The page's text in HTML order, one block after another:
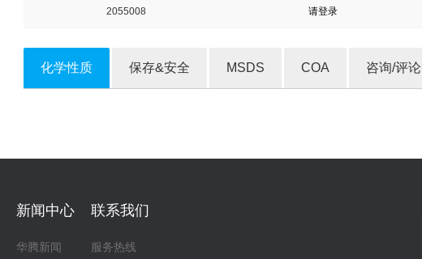
2055008 请登录
化学性质 保存&安全 MSDS COA 咨询/评论
新闻中心
华腾新闻
联系我们
服务热线